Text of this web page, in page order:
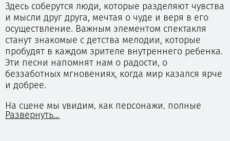
Здесь соберутся люди, которые разделяют чувства
и мысли друг друга, мечтая о чуде и веря в его
осуществление. Важным элементом спектакля
станут знакомые с детства мелодии, которые
пробудят в каждом зрителе внутреннего ребенка.
Эти песни напомнят нам о радости, о
беззаботных мгновениях, когда мир казался ярче
и добрее.
На сцене мы увидим, как персонажи, полные
надежды и тепла, преодолевают одиночество,
Развернуть...